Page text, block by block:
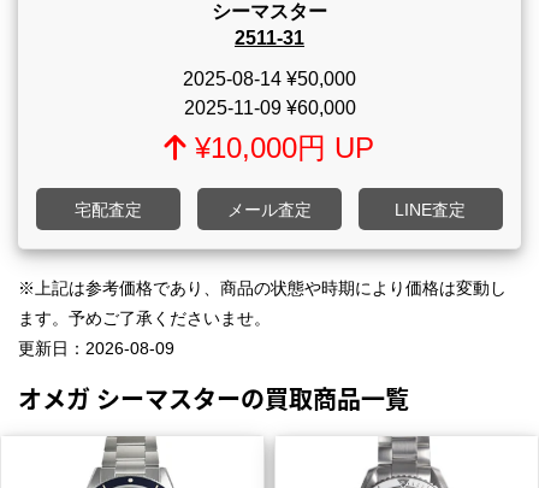
シーマスター
2511-31
2025-08-14 ¥50,000
2025-11-09¥60,000
¥10,000円 UP
宅配査定 メール査定 LINE査定
※上記は参考価格であり、商品の状態や時期により価格は変動し
ます。予めご了承くださいませ。
更新日： 2026-08-09
オメガ シーマスターの買取商品一覧